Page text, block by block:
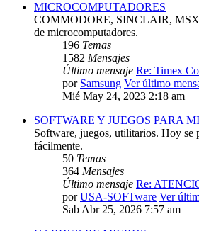
MICROCOMPUTADORES
COMMODORE, SINCLAIR,
de microcomputadores.
196 Temas
1582 Mensajes
Último mensaje Re: Timex
por Samsung Ver último
Mié May 24, 2023 2:18 am
SOFTWARE Y JUEGOS PARA
Software, juegos, utilitarios. Hoy se
fácilmente.
50 Temas
364 Mensajes
Último mensaje Re:
porUSA-SOFTware Ver
Sab Abr 25, 2026 7:57 am